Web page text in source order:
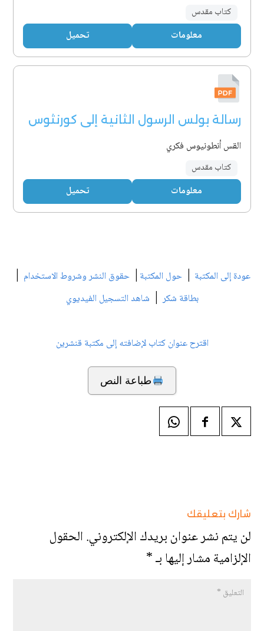
كتاب مقدس
معلومات تحميل
رسالة بولس الرسول الثانية إلى كورنثوس
القس أنطونيوس فكري
كتاب مقدس
معلومات تحميل
عودة إلى المكتبة | حول المكتبة | حقوق النشر وشروط الاستخدام |
بطاقة شكر| شاهد التسجيل الفيديوي
اقترح عنوان كتاب لإضافته إلى مكتبة قنشرين
طباعة النص
شارك بتعليقك
لن يتم نشر عنوان بريدك الإلكتروني.الحقول
الإلزامية مشار إليها بـ*